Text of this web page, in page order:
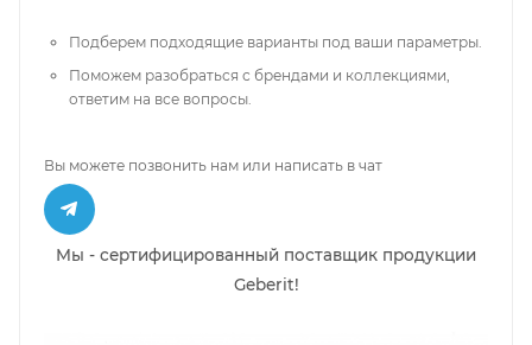
Подберем подходящие варианты под ваши параметры.
Поможем разобраться с брендами и коллекциями,
ответим на все вопросы.
Вы можете позвонить нам или написать в чат
Мы - сертифицированный поставщик продукции
Geberit!